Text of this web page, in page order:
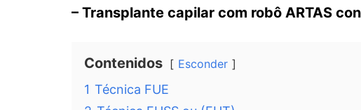
– Transplante capilar com robô ARTAS
Contenidos Esconder
1 Técnica FUE